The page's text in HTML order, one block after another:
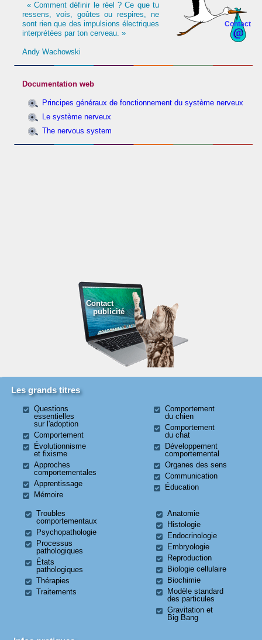
Contact
« Comment définir le réel ? Ce que tu
ressens, vois, goûtes ou respires, ne
sont rien que des impulsions électriques
interprétées par ton cerveau. »
Andy Wachowski
Documentation web
Principes généraux de fonctionnement du système nerveux
Le système nerveux
The nervous system
Contact
publicité
Les grands titres
Questions
essentielles
sur l'adoption
Comportement
Évolutionnisme
et fixisme
Approches
comportementales
Apprentissage
Mémoire
Comportement
du chien
Comportement
du chat
Développement
comportemental
Organes des sens
Communication
Éducation
Troubles
comportementaux
Psychopathologie
Processus
pathologiques
États
pathologiques
Thérapies
Traitements
Anatomie
Histologie
Endocrinologie
Embryologie
Reproduction
Biologie cellulaire
Biochimie
Modèle standard
des particules
Gravitation et
Big Bang